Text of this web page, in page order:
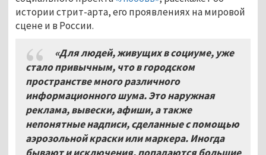
истории стрит-арта, его проявлениях на мировой
сцене и в России.
«Для людей, живущих в социуме, уже
стало привычным, что в городском
пространстве много различного
информационного шума. Это наружная
реклама, вывески, афиши, а также
непонятные надписи, сделанные с помощью
аэрозольной краски или маркера. Иногда